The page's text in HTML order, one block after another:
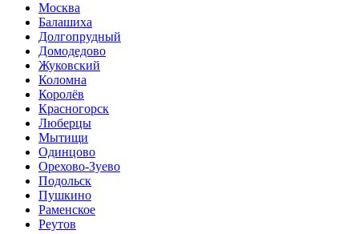
Москва
Балашиха
Долгопрудный
Домодедово
Жуковский
Коломна
Королёв
Красногорск
Люберцы
Мытищи
Одинцово
Орехово-Зуево
Подольск
Пушкино
Раменское
Реутов